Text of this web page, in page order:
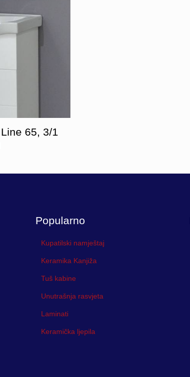
65, 3/1
Popularno
Kupatilski namještaj
Keramika Kanjiža
Tuš kabine
Unutrašnja rasvjeta
Laminati
Keramička ljepila